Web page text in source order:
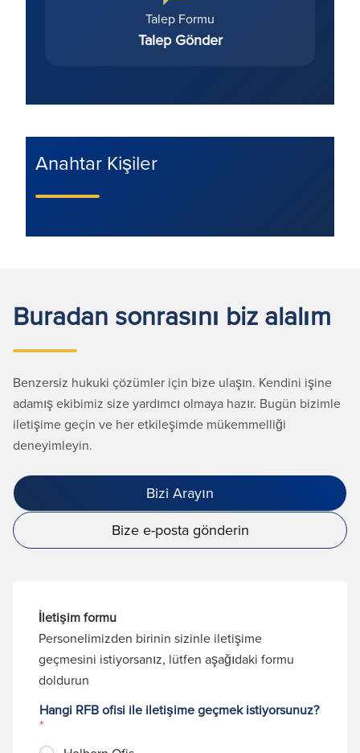
Talep Formu
Talep Gönder
Anahtar Kişiler
Buradan sonrasını biz alalım
Benzersiz hukuki çözümler için bize ulaşın. Kendini işine
adamış ekibimiz size yardımcı olmaya hazır. Bugün bizimle
iletişime geçin ve her etkileşimde mükemmelliği
deneyimleyin.
Bizi Arayın
Bize e-posta gönderin
İletişim formu
Personelimizden birinin sizinle iletişime
geçmesini istiyorsanız, lütfen aşağıdaki formu
doldurun
Hangi RFB ofisi ile iletişime geçmek istiyorsunuz?
*